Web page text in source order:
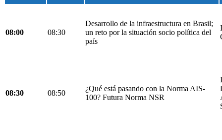
08:00 08:30
Desarrollo de la infraestructura en Brasil;
un reto por la situación socio política del
país
08:30 08:50
¿Qué está pasando con la Norma AIS-
100? Futura Norma NSR